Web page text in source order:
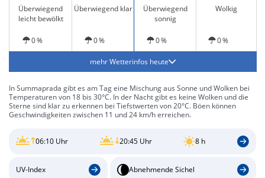
Überwiegend
leicht bewölkt
Überwiegend klar
Überwiegend
sonnig
Wolkig
0 % 0 % 0 % 0 %
mehr Wetterinfos heute
In Summaprada gibt es am Tag eine Mischung aus Sonne und Wolken bei
Temperaturen von 18 bis 30°C. In der Nacht gibt es keine Wolken und die
Sterne sind klar zu erkennen bei Tiefstwerten von 20°C. Böen können
Geschwindigkeiten zwischen 11 und 24 km/h erreichen.
06:10 Uhr 20:45 Uhr 8 h
UV-Index Abnehmende Sichel